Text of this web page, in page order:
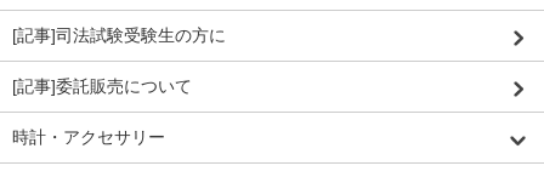
[記事]司法試験受験生の方に
[記事]委託販売について
時計・アクセサリー